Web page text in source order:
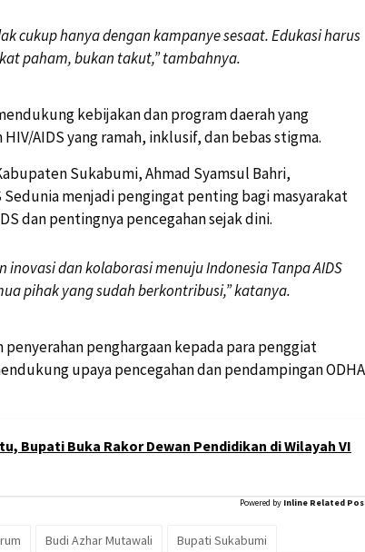
cukup hanya dengan kampanye sesaat. Edukasi harus
paham, bukan takut,” tambahnya.
kebijakan dan program daerah yang
AIDS yang ramah, inklusif, dan bebas stigma.
Sukabumi, Ahmad Syamsul Bahri,
Sedunia menjadi pengingat penting bagi masyarakat
dan pentingnya pencegahan sejak dini.
dan kolaborasi menuju Indonesia Tanpa AIDS
pihak yang sudah berkontribusi,” katanya.
penghargaan kepada para penggiat
upaya pencegahan dan pendampingan ODHA
Bupati Buka Rakor Dewan Pendidikan di Wilayah VI
Powered by Inline Related
Budi Azhar Mutawali
Bupati Sukabumi